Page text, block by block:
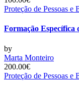
Proteção de Pessoas e
Formação Específica
by
Marta Monteiro
200.00€
Proteção de Pessoas e